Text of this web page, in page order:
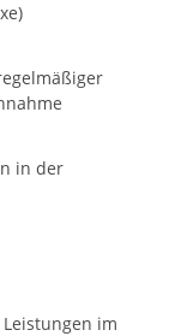
in der
im